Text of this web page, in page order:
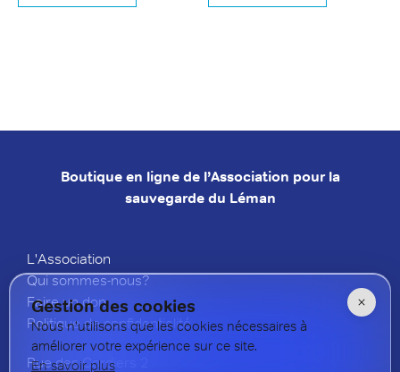
Boutique en ligne de l’Association pour la
sauvegarde du Léman
Rue des Cordiers 2
L'Association
Qui sommes-nous?
Faire un don
Politique de confidentialité
Gestion des cookies
Nous n'utilisons que les cookies nécessaires à
améliorer votre expérience sur ce site.
En savoir plus